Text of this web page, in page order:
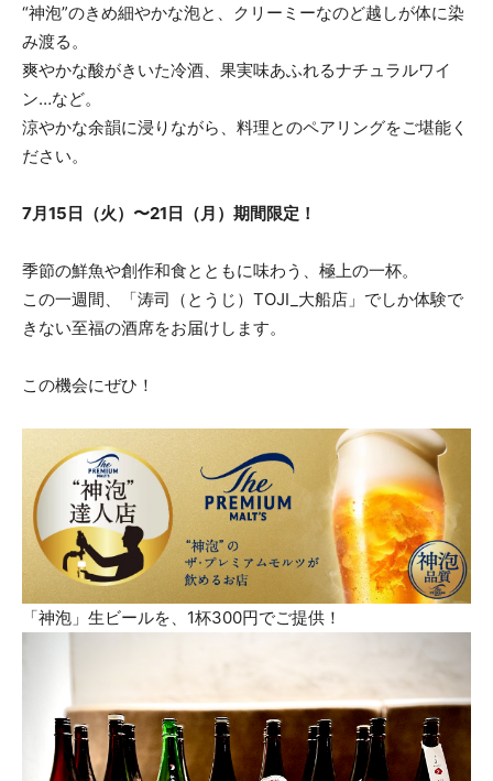
“神泡”のきめ細やかな泡と、クリーミーなのど越しが体に染
み渡る。
爽やかな酸がきいた冷酒、果実味あふれるナチュラルワイ
ン…など。
涼やかな余韻に浸りながら、料理とのペアリングをご堪能く
ださい。
7月15日（火）〜21日（月）期間限定！
季節の鮮魚や創作和食とともに味わう、極上の一杯。
この一週間、「涛司（とうじ）TOJI_大船店」でしか体験で
きない至福の酒席をお届けします。
この機会にぜひ！
「神泡」生ビールを、1杯300円でご提供！